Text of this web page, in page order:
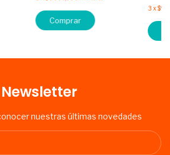
Comprar
3 x
Newsletter
nuestras últimas novedades